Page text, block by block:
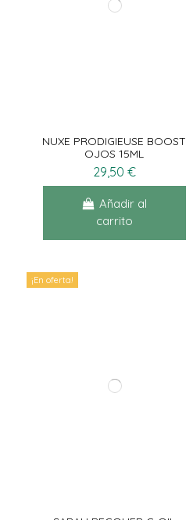
NUXE PRODIGIEUSE BOOST
OJOS 15ML
29,50 €
Añadir al
carrito
¡En oferta!